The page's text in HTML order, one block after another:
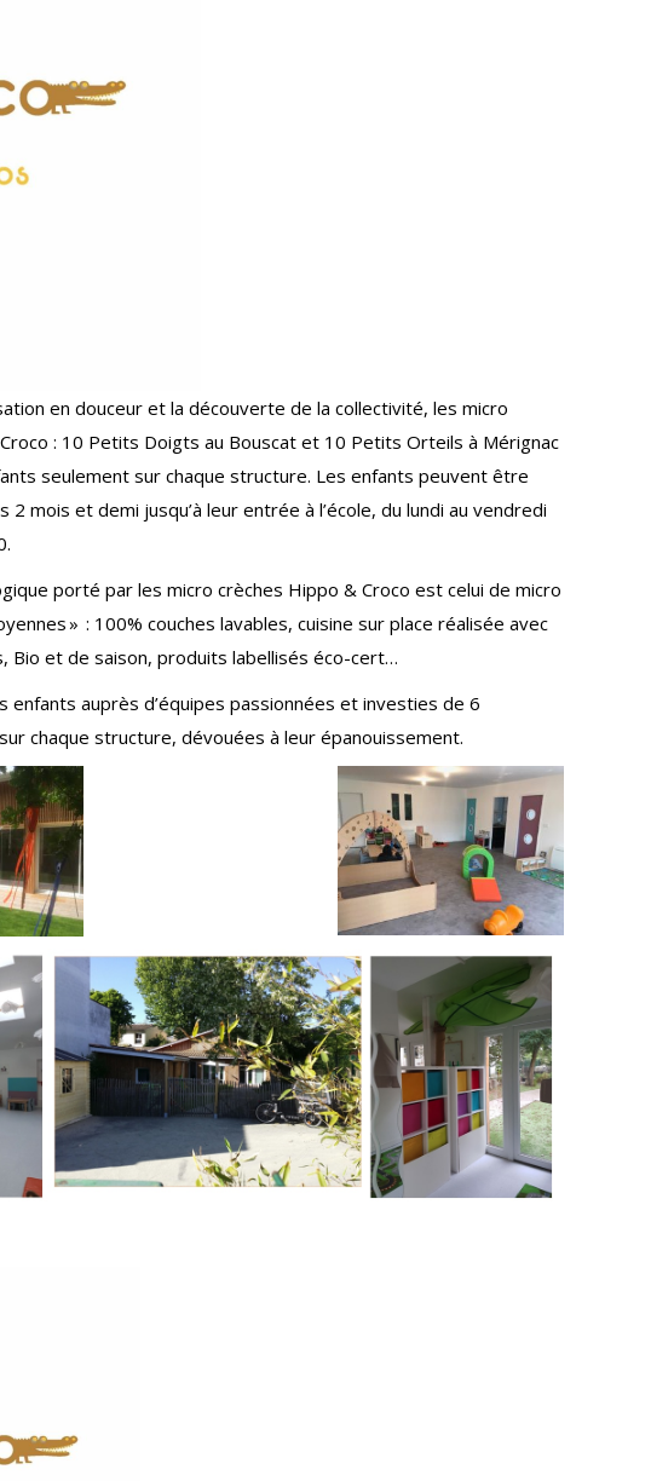
en douceur et la découverte de la collectivité, les micro
: 10 Petits Doigts au Bouscat et 10 Petits Orteils à Mérignac
seulement sur chaque structure. Les enfants peuvent être
2 mois et demi jusqu’à leur entrée à l’école, du lundi au vendredi
porté par les micro crèches Hippo & Croco est celui de micro
» : 100% couches lavables, cuisine sur place réalisée avec
Bio et de saison, produits labellisés éco-cert…
enfants auprès d’équipes passionnées et investies de 6
chaque structure, dévouées à leur épanouissement.